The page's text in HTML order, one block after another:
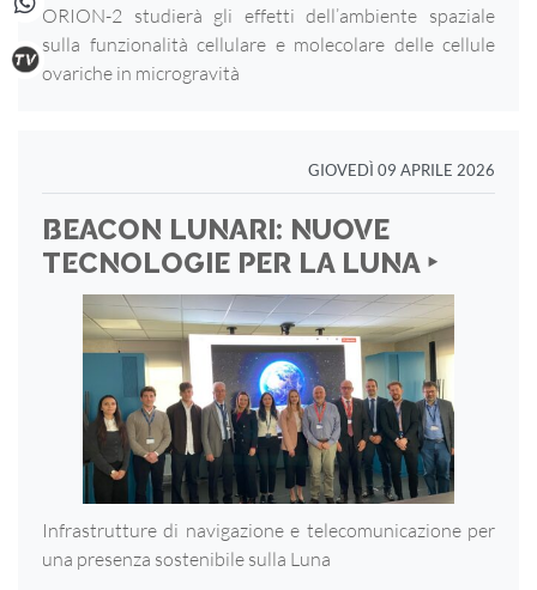
ORION-2 studierà gli effetti dell’ambiente spaziale
sulla funzionalità cellulare e molecolare delle cellule
ovariche in microgravità
GIOVEDÌ 09 APRILE 2026
BEACON LUNARI: NUOVE
TECNOLOGIE PER LA LUNA ‣
Infrastrutture di navigazione e telecomunicazione per
una presenza sostenibile sulla Luna